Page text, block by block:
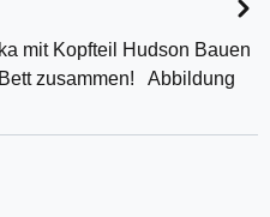
mit Kopfteil Hudson Bauen
zusammen! Abbildung